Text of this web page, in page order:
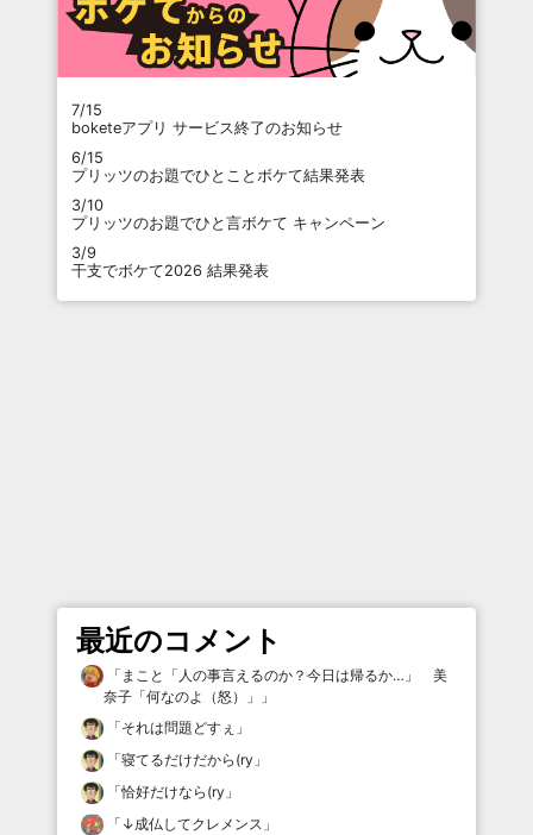
7/15
boketeアプリ サービス終了のお知らせ
6/15
プリッツのお題でひとことボケて結果発表
3/10
プリッツのお題でひと言ボケて キャンペーン
3/9
干支でボケて2026 結果発表
最近のコメント
「 まこと「人の事言えるのか？今日は帰るか…」 美
奈子「何なのよ（怒）」
」
「それは問題どすぇ 」
「寝てるだけだから(ry 」
「恰好だけなら(ry 」
「 ↓成仏してクレメンス 」